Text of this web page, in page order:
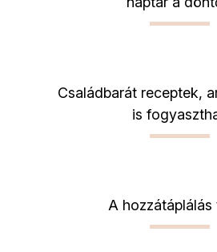
Családbarát receptek,
is
A hozzátáplálás